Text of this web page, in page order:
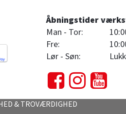
Åbningstider
Man - Tor:
Fre:
Lør - Søn:
& TROVÆRDIGHED